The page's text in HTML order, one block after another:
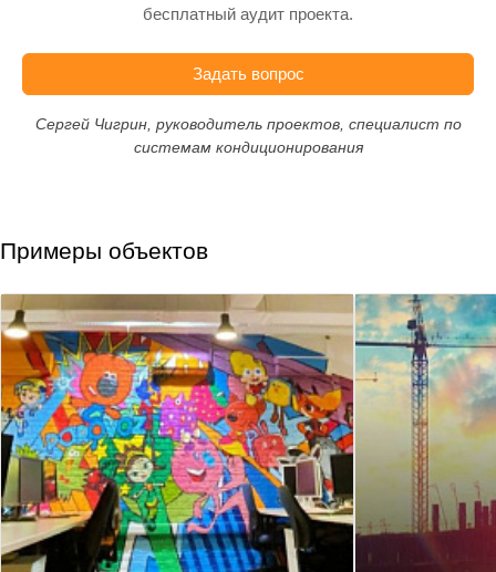
бесплатный аудит проекта.
Задать вопрос
Сергей Чигрин, руководитель проектов, специалист по
системам кондиционирования
Примеры объектов